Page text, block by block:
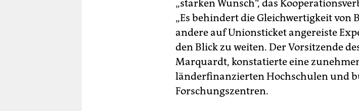
„starken Wunsch“, das
„Es behindert die Gleichwertigkeit von
andere auf Unionsticket angereiste
den Blick zu weiten. Der Vorsitzende
Marquardt, konstatierte eine
länderfinanzierten Hochschulen und
Forschungszentren.